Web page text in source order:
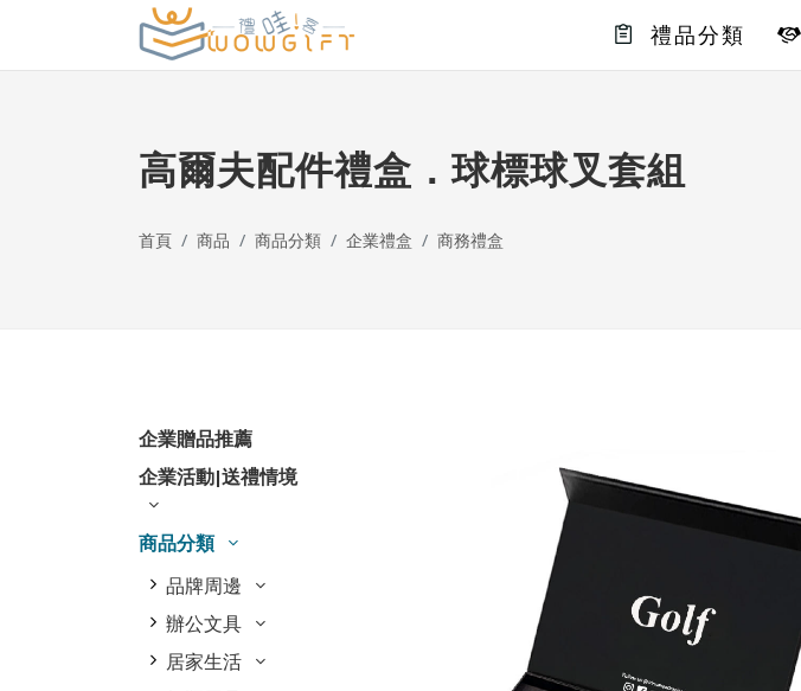
禮品分類
高爾夫配件禮盒．球標球叉套組
首頁 商品 商品分類 企業禮盒 商務禮盒
企業贈品推薦
企業活動|送禮情境
商品分類
品牌周邊
辦公文具
居家生活